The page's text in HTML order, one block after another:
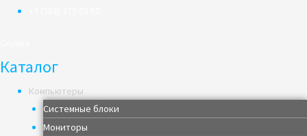
Каталог
Компьютеры
Системные блоки
Мониторы